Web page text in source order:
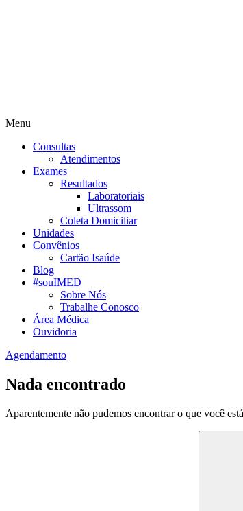
Menu
Consultas
Atendimentos
Exames
Resultados
Laboratoriais
Ultrassom
Coleta Domiciliar
Unidades
Convênios
Cartão Isaúde
Blog
#souIMED
Sobre Nós
Trabalhe Conosco
Área Médica
Ouvidoria
Agendamento
Nada encontrado
Aparentemente não pudemos encontrar o que você